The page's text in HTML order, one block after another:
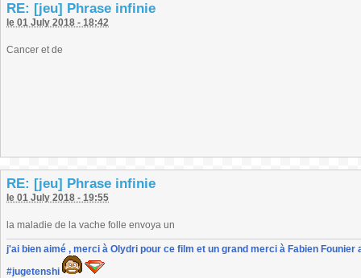
RE: [jeu] Phrase infinie
le 01 July 2018 - 18:42
Cancer et de
RE: [jeu] Phrase infinie
le 01 July 2018 - 19:55
la maladie de la vache folle envoya un
j'ai bien aimé , merci à Olydri pour ce film et un grand merci à Fabien
#jugetenshi